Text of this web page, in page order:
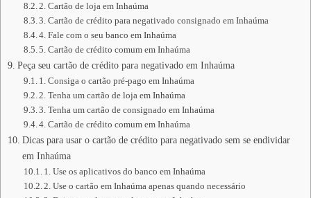
2. Cartão de loja em Inhaúma
3. Cartão de crédito para negativado consignado em Inhaúma
4. Fale com o seu banco em Inhaúma
5. Cartão de crédito comum em Inhaúma
Peça seu cartão de crédito para negativado em Inhaúma
1. Consiga o cartão pré-pago em Inhaúma
2. Tenha um cartão de loja em Inhaúma
3. Tenha um cartão de consignado em Inhaúma
4. Cartão de crédito comum em Inhaúma
Dicas para usar o cartão de crédito para negativado sem se endividar
em Inhaúma
1. Use os aplicativos do banco em Inhaúma
2. Use o cartão em Inhaúma apenas quando necessário